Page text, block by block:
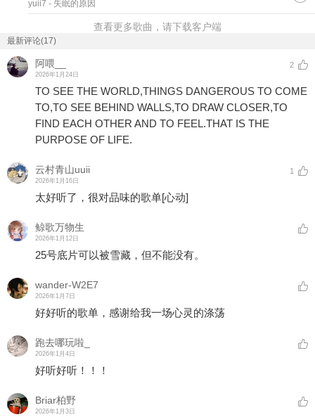
yuii7 - 失眠的原因
查看更多歌曲，请下载客户端
最新评论(17)
阿喂__
2026年1月24日
2
TO SEE THE WORLD,THINGS DANGEROUS TO COME
TO,TO SEE BEHIND WALLS,TO DRAW CLOSER,TO
FIND EACH OTHER AND TO FEEL.THAT IS THE
PURPOSE OF LIFE.
云村青山uuii
2026年1月16日
1
太好听了，很对品味的歌单[心动]
鲸歌万物生
2026年1月12日
25号底片可以被雪藏，但不能没有。
wander-W2E7
2026年1月7日
好好听的歌单，感谢给我一场心灵的涤荡
跑去哪玩啦_
2026年1月4日
好听好听！！！
Briar柏野
2026年1月3日